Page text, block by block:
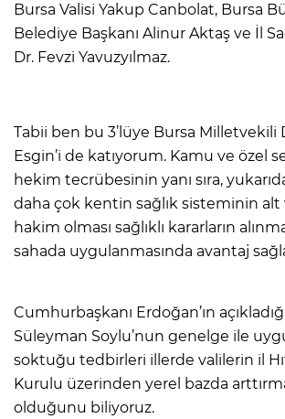
Bursa Valisi Yakup Canbolat, Bursa
Belediye Başkanı Alinur Aktaş ve İl
Dr. Fevzi Yavuzyılmaz.
Tabii ben bu 3’lüye Bursa Milletvekili
Esgin’i de katıyorum. Kamu ve özel
hekim tecrübesinin yanı sıra,
daha çok kentin sağlık sisteminin alt
hakim olması sağlıklı kararların
sahada uygulanmasında avantaj
Cumhurbaşkanı Erdoğan’ın
Süleyman Soylu’nun genelge ile
soktuğu tedbirleri illerde valilerin il
Kurulu üzerinden yerel bazda
olduğunu biliyoruz.